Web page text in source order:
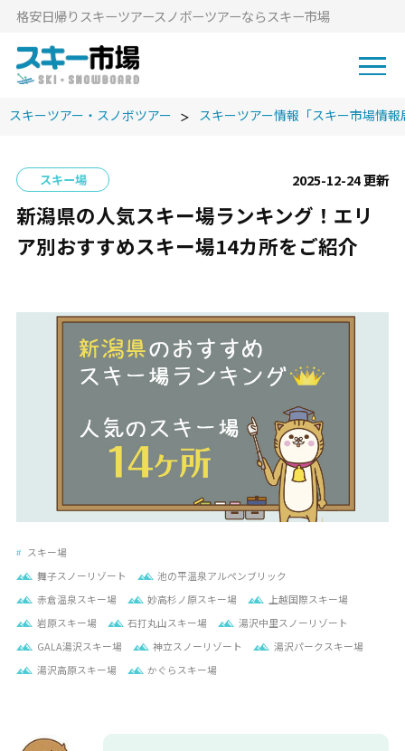
格安⽇帰りスキーツアースノボーツアーならスキー市場
スキーツアー・スノボツアー スキーツアー情報「スキー市場情報
スキー場 2025-12-24 更新
新潟県の人気スキー場ランキング！エリ
ア別おすすめスキー場14カ所をご紹介
スキー場
舞子スノーリゾート
池の平温泉アルペンブリック
赤倉温泉スキー場
妙高杉ノ原スキー場
上越国際スキー場
岩原スキー場
石打丸山スキー場
湯沢中里スノーリゾート
GALA湯沢スキー場
神立スノーリゾート
湯沢パークスキー場
湯沢高原スキー場
かぐらスキー場